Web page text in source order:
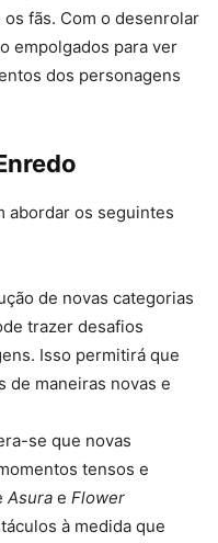
fãs. Com o desenrolar
empolgados para ver
dos personagens
abordar os seguintes
de novas categorias
trazer desafios
Isso permitirá que
de maneiras novas e
se que novas
tensos e
Asura e Flower
à medida que